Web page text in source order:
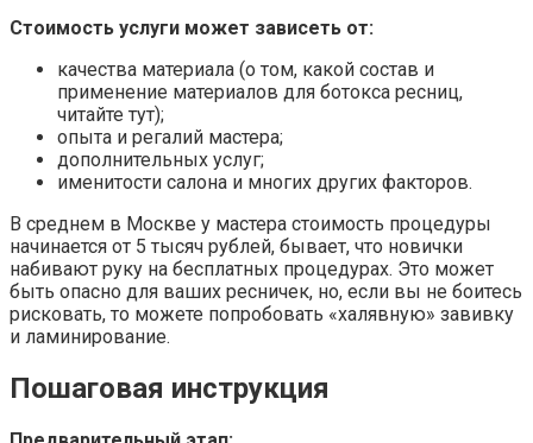
Стоимость услуги может зависеть от:
качества материала (о том, какой состав и
применение материалов для ботокса ресниц,
читайте тут);
опыта и регалий мастера;
дополнительных услуг;
именитости салона и многих других факторов.
В среднем в Москве у мастера стоимость процедуры
начинается от 5 тысяч рублей, бывает, что новички
набивают руку на бесплатных процедурах. Это может
быть опасно для ваших ресничек, но, если вы не боитесь
рисковать, то можете попробовать «халявную» завивку
и ламинирование.
Пошаговая инструкция